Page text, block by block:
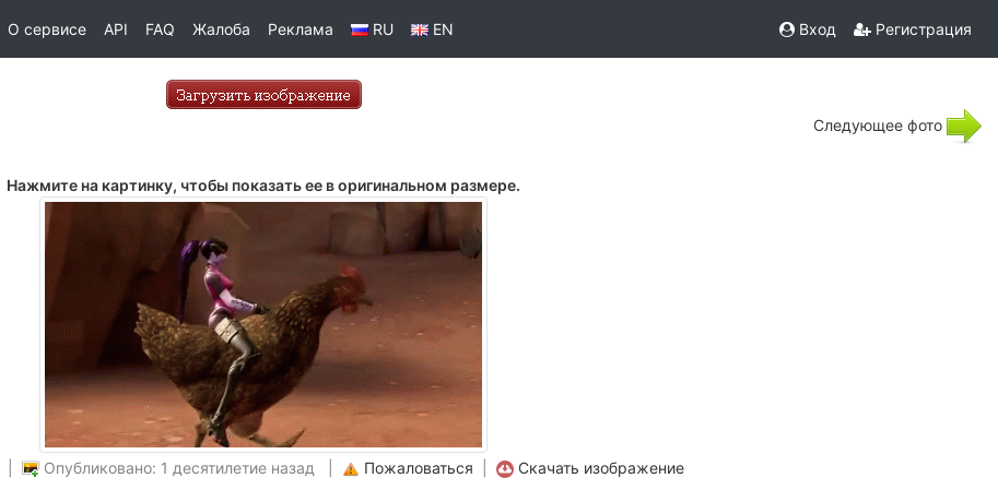
О сервисе API FAQ Жалоба Реклама RU EN Вход Регистрация
Следующее фото
Нажмите на картинку, чтобы показать ее в оригинальном размере.
| Опубликовано: 1 десятилетие назад | Пожаловаться Скачать изображение